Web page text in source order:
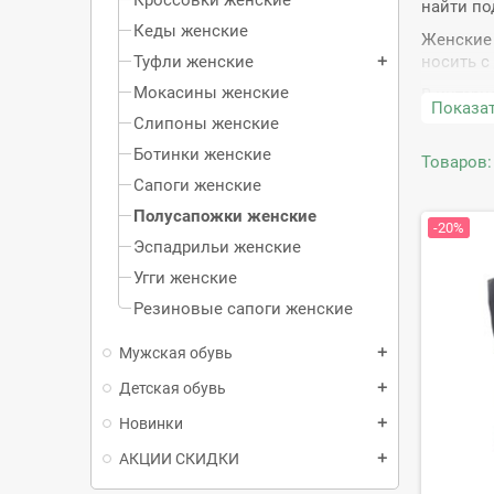
Кеды женские
Туфли женские
add
Мокасины женские
Слипоны женские
Ботинки женские
Сапоги женские
Полусапожки женские
Эспадрильи женские
Угги женские
Резиновые сапоги женские
Мужская обувь add
Детская обувь add
Новинки add
АКЦИИ СКИДКИ add
найти
Женские
носить
вашим
синий, а
В
Товаров:
-20%